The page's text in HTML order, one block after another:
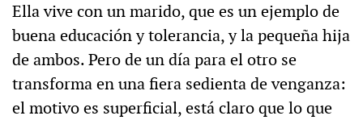
Ella vive con un marido, que es un ejemplo de
buena educación y tolerancia, y la pequeña hija
de ambos. Pero de un día para el otro se
transforma en una fiera sedienta de venganza:
el motivo es superficial, está claro que lo que